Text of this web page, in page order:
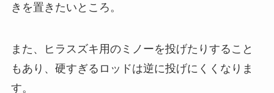
きを置きたいところ。
また、ヒラスズキ用のミノーを投げたりすること
もあり、硬すぎるロッドは逆に投げにくくなりま
す。